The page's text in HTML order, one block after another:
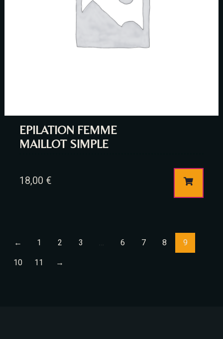
EPILATION FEMME
MAILLOT SIMPLE
18,00 €
← 1 2 3 … 6 7 8 9
10 11 →